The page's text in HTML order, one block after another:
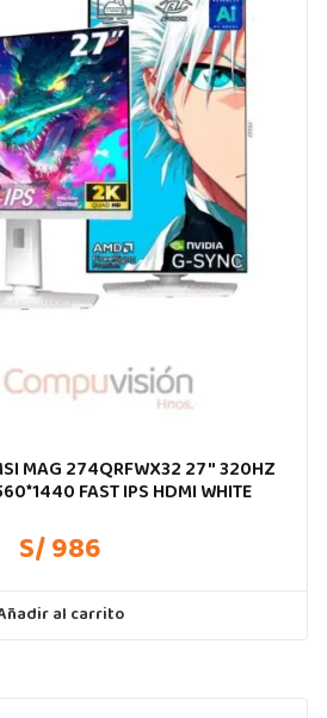
MAG 274QRFWX32 27″ 320HZ
FAST IPS HDMI WHITE
S/ 986
al carrito